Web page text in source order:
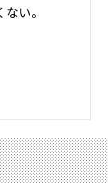
い。